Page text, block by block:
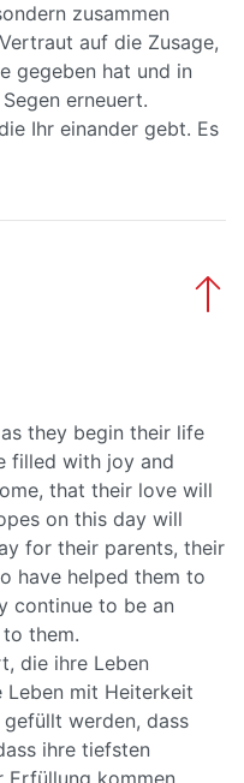
zusammen
auf die Zusage,
gegeben hat und in
erneuert.
Ihr einander gebt. Es
they begin their life
filled with joy and
that their love will
on this day will
for their parents, their
have helped them to
continue to be an
them.
die ihre Leben
Leben mit Heiterkeit
werden, dass
ihre tiefsten
Erfüllung kommen